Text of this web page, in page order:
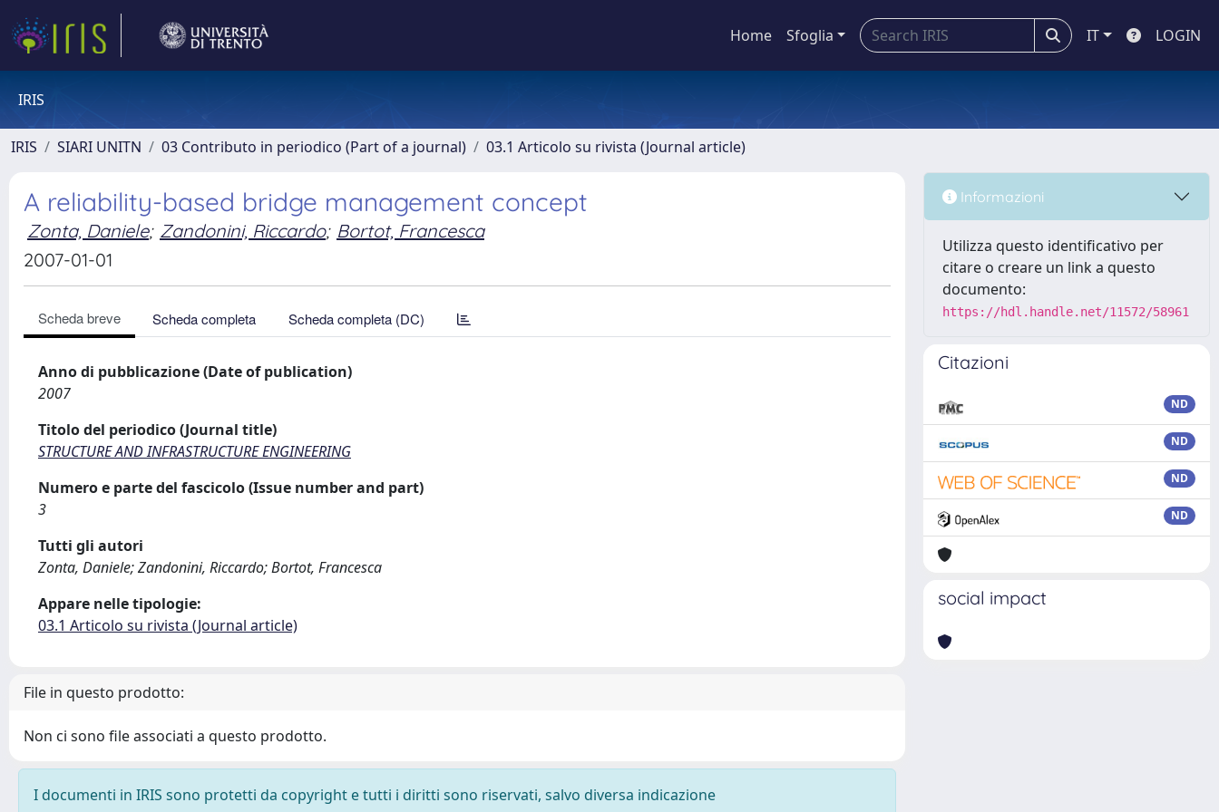
Home Sfoglia IT LOGIN
IRIS
IRIS SIARI UNITN 03 Contributo in periodico (Part of a journal) 03.1 Articolo su rivista (Journal article)
A reliability-based bridge management concept
Zonta, Daniele; Zandonini, Riccardo; Bortot, Francesca
2007-01-01
Scheda breve Scheda completa Scheda completa (DC)
Anno di pubblicazione (Date of publication)
2007
Titolo del periodico (Journal title)
STRUCTURE AND INFRASTRUCTURE ENGINEERING
Numero e parte del fascicolo (Issue number and part)
3
Tutti gli autori
Zonta, Daniele; Zandonini, Riccardo; Bortot, Francesca
Appare nelle tipologie:
03.1 Articolo su rivista (Journal article)
File in questo prodotto:
Non ci sono file associati a questo prodotto.
I documenti in IRIS sono protetti da copyright e tutti i diritti sono riservati, salvo diversa indicazione
Informazioni
Utilizza questo identificativo per
citare o creare un link a questo
documento:
https://hdl.handle.net/11572/58961
Citazioni
ND
ND
ND
ND
social impact